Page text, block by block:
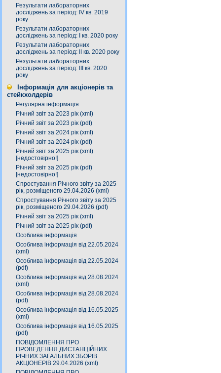
Результати лабораторних
досліджень за період: IV кв. 2019
року
Результати лабораторних
досліджень за період: I кв. 2020 року
Результати лабораторних
досліджень за період: ІI кв. 2020 року
Результати лабораторних
досліджень за період: ІІІ кв. 2020
року
Інформація для акціонерів та
стейкхолдерів
Регулярна інформація
Річний звіт за 2023 рік (xml)
Річний звіт за 2023 рік (pdf)
Річний звіт за 2024 рік (xml)
Річний звіт за 2024 рік (pdf)
Річний звіт за 2025 рік (xml)
[недостовірно!]
Річний звіт за 2025 рік (pdf)
[недостовірно!]
Спростування Річного звіту за 2025
рік, розміщеного 29.04.2026 (xml)
Спростування Річного звіту за 2025
рік, розміщеного 29.04.2026 (pdf)
Річний звіт за 2025 рік (xml)
Річний звіт за 2025 рік (pdf)
Особлива інформація
Особлива інформація від 22.05.2024
(xml)
Особлива інформація від 22.05.2024
(pdf)
Особлива інформація від 28.08.2024
(xml)
Особлива інформація від 28.08.2024
(pdf)
Особлива інформація від 16.05.2025
(xml)
Особлива інформація від 16.05.2025
(pdf)
ПОВІДОМЛЕННЯ ПРО
ПРОВЕДЕННЯ ДИСТАНЦІЙНИХ
РІЧНИХ ЗАГАЛЬНИХ ЗБОРІВ
АКЦІОНЕРІВ 29.04.2026 (xml)